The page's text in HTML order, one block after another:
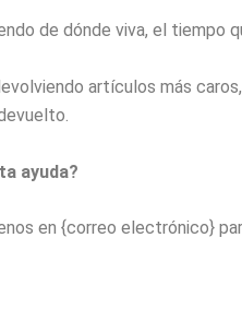
de dónde viva, el tiempo
artículos más
ayuda?
en {correo electrónico}